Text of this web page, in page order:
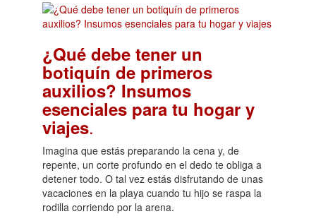
¿Qué debe tener un
botiquín de primeros
auxilios? Insumos
esenciales para tu hogar y
viajes.
Imagina que estás preparando la cena y, de
repente, un corte profundo en el dedo te obliga a
detener todo. O tal vez estás disfrutando de unas
vacaciones en la playa cuando tu hijo se raspa la
rodilla corriendo por la arena.